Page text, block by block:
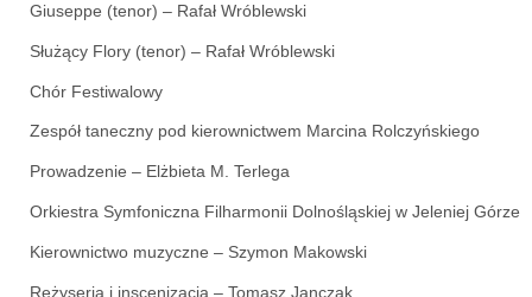
Giuseppe (tenor) – Rafał Wróblewski
Służący Flory (tenor) – Rafał Wróblewski
Chór Festiwalowy
Zespół taneczny pod kierownictwem Marcina Rolczyńskiego
Prowadzenie – Elżbieta M. Terlega
Orkiestra Symfoniczna Filharmonii Dolnośląskiej w Jeleniej Górze
Kierownictwo muzyczne – Szymon Makowski
Reżyseria i inscenizacja – Tomasz Janczak